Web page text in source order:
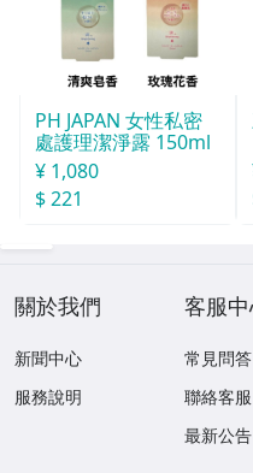
PH JAPAN 女性私密
處護理潔淨露 150ml
¥ 1,080
$ 221
關於我們
新聞中心
服務說明
客服
常見問答
聯絡客服
最新公告